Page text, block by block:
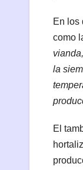
En los
como
la
El